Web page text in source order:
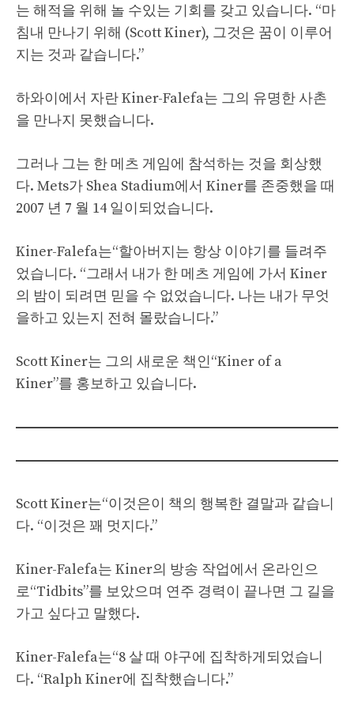
는 해적을 위해 놀 수있는 기회를 갖고 있습니다. “마
침내 만나기 위해 (Scott Kiner), 그것은 꿈이 이루어
지는 것과 같습니다.”
하와이에서 자란 Kiner-Falefa는 그의 유명한 사촌
을 만나지 못했습니다.
그러나 그는 한 메츠 게임에 참석하는 것을 회상했
다. Mets가 Shea Stadium에서 Kiner를 존중했을 때
2007 년 7 월 14 일이되었습니다.
Kiner-Falefa는“할아버지는 항상 이야기를 들려주
었습니다. “그래서 내가 한 메츠 게임에 가서 Kiner
의 밤이 되려면 믿을 수 없었습니다. 나는 내가 무엇
을하고 있는지 전혀 몰랐습니다.”
Scott Kiner는 그의 새로운 책인“Kiner of a
Kiner”를 홍보하고 있습니다.
Scott Kiner는“이것은이 책의 행복한 결말과 같습니
다. “이것은 꽤 멋지다.”
Kiner-Falefa는 Kiner의 방송 작업에서 온라인으
로“Tidbits”를 보았으며 연주 경력이 끝나면 그 길을
가고 싶다고 말했다.
Kiner-Falefa는“8 살 때 야구에 집착하게되었습니
다. “Ralph Kiner에 집착했습니다.”